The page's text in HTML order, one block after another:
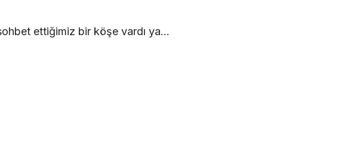
ettiğimiz bir köşe vardı ya…